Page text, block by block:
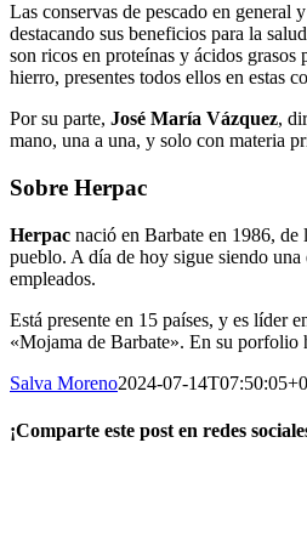
Las conservas de pescado en general
destacando sus beneficios para la
son ricos en proteínas y ácidos
hierro, presentes todos ellos en estas
Por su parte, José María Vázquez,
mano, una a una, y solo con materia
Sobre Herpac
Herpac nació en Barbate en 1986, de
pueblo. A día de hoy sigue siendo una
empleados.
Está presente en 15 países, y es líder
«Mojama de Barbate». En su porfolio
Salva Moreno2024-07-
¡Comparte este post en redes